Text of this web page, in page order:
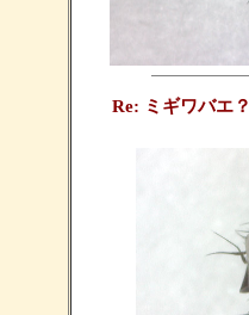
Re: ミギワバエ？